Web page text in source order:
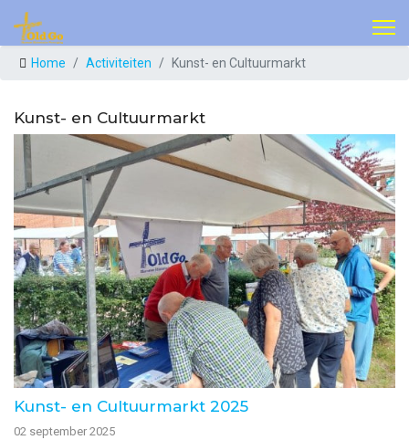
Home Activiteiten Kunst- en Cultuurmarkt
Kunst- en Cultuurmarkt
Kunst- en Cultuurmarkt 2025
02 september 2025